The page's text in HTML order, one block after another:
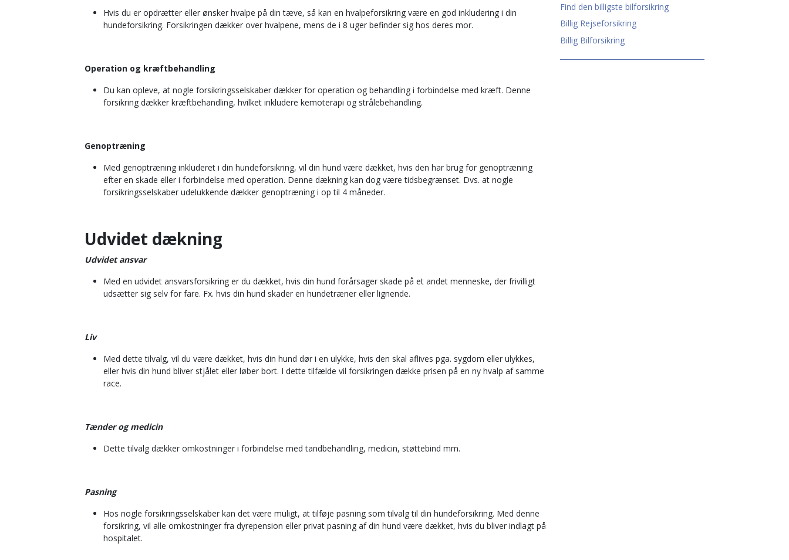
Hvis du er opdrætter eller ønsker hvalpe på din tæve, så kan en hvalpeforsikring være en god inkludering i din
hundeforsikring. Forsikringen dækker over hvalpene, mens de i 8 uger befinder sig hos deres mor.
Operation og kræftbehandling
Du kan opleve, at nogle forsikringsselskaber dækker for operation og behandling i forbindelse med kræft. Denne
forsikring dækker kræftbehandling, hvilket inkludere kemoterapi og strålebehandling.
Genoptræning
Med genoptræning inkluderet i din hundeforsikring, vil din hund være dækket, hvis den har brug for genoptræning
efter en skade eller i forbindelse med operation. Denne dækning kan dog være tidsbegrænset. Dvs. at nogle
forsikringsselskaber udelukkende dækker genoptræning i op til 4 måneder.
Udvidet dækning
Udvidet ansvar
Med en udvidet ansvarsforsikring er du dækket, hvis din hund forårsager skade på et andet menneske, der frivilligt
udsætter sig selv for fare. Fx. hvis din hund skader en hundetræner eller lignende.
Liv
Med dette tilvalg, vil du være dækket, hvis din hund dør i en ulykke, hvis den skal aflives pga. sygdom eller ulykkes,
eller hvis din hund bliver stjålet eller løber bort. I dette tilfælde vil forsikringen dække prisen på en ny hvalp af samme
race.
Tænder og medicin
Dette tilvalg dækker omkostninger i forbindelse med tandbehandling, medicin, støttebind mm.
Pasning
Hos nogle forsikringsselskaber kan det være muligt, at tilføje pasning som tilvalg til din hundeforsikring. Med denne
forsikring, vil alle omkostninger fra dyrepension eller privat pasning af din hund være dækket, hvis du bliver indlagt på
hospitalet.
Find den billigste bilforsikring
Billig Rejseforsikring
Billig Bilforsikring